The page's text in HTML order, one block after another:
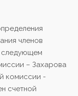
членов
следующем
– Захарова
комиссии -
счетной